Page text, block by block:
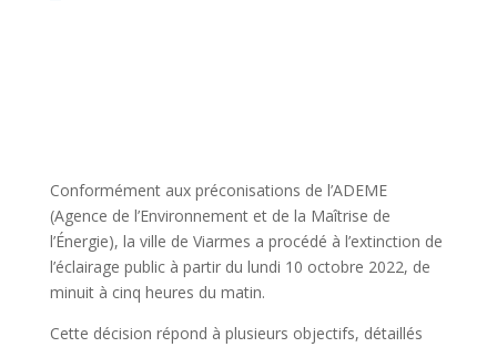
Conformément aux préconisations de l’ADEME
(Agence de l’Environnement et de la Maîtrise de
l’Énergie), la ville de Viarmes a procédé à l’extinction de
l’éclairage public à partir du lundi 10 octobre 2022, de
minuit à cinq heures du matin.
Cette décision répond à plusieurs objectifs, détaillés